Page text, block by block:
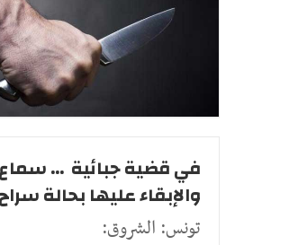
في قضية جبائية ...
والإبقاء عليها بحالة سراح
تونس: الشروق: